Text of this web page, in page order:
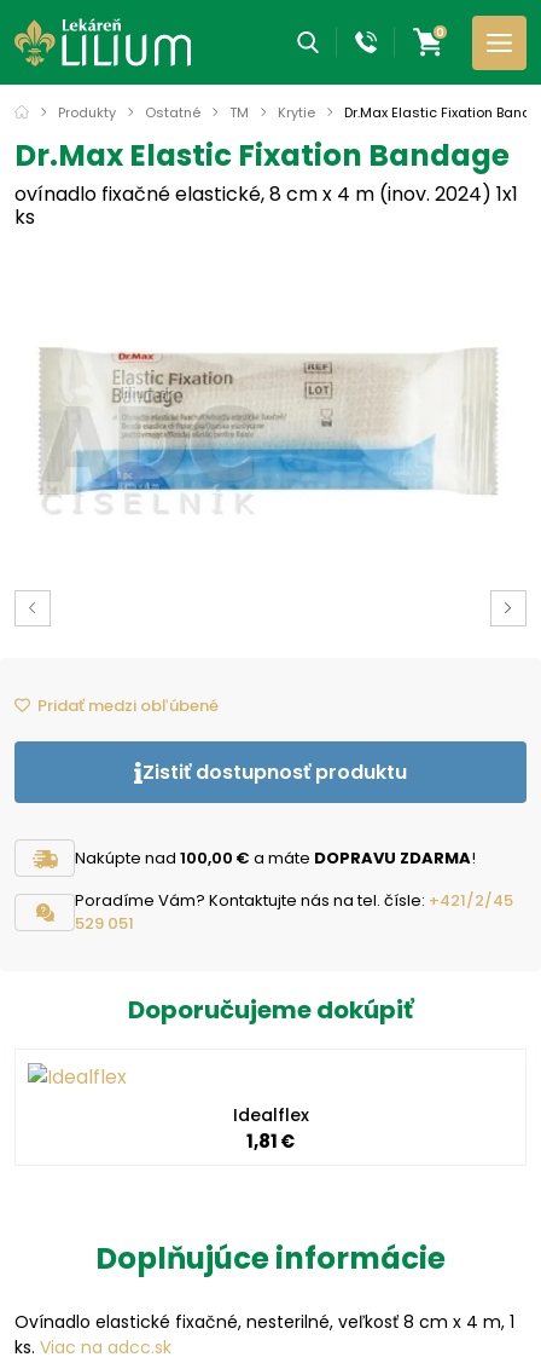
0
Produkty Ostatné TM Krytie Dr.Max Elastic Fixation
Dr.Max Elastic Fixation Bandage
ovínadlo fixačné elastické, 8 cm x 4 m (inov. 2024) 1x1
ks
Pridať medzi obľúbené
Zistiť dostupnosť produktu
Nakúpte nad 100,00 € a máte DOPRAVU ZDARMA!
Poradíme Vám? Kontaktujte nás na tel. čísle: +421/2/45
529 051
Doporučujeme dokúpiť
Idealflex
1,81 €
Doplňujúce informácie
Ovínadlo elastické fixačné, nesterilné, veľkosť 8 cm x 4 m, 1
ks. Viac na adcc.sk